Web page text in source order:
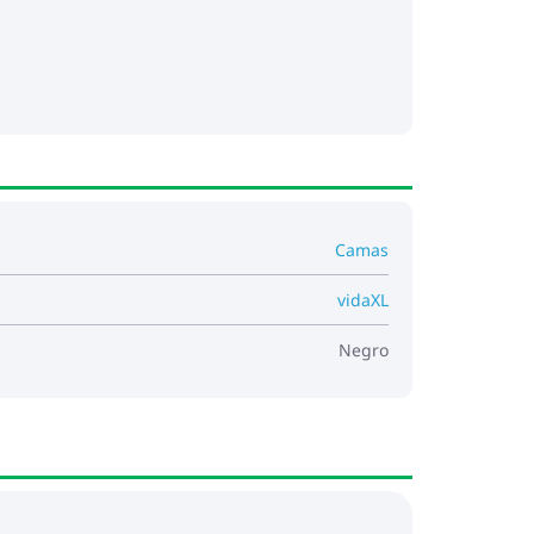
Camas
vidaXL
Negro